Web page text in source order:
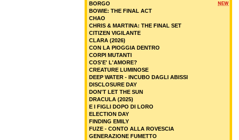
NEW
BORGO
BOWIE: THE FINAL ACT
CHAO
CHRIS & MARTINA: THE FINAL SET
CITIZEN VIGILANTE
CLARA (2026)
CON LA PIOGGIA DENTRO
CORPI MUTANTI
COS'E' L'AMORE?
CREATURE LUMINOSE
DEEP WATER - INCUBO DAGLI ABISSI
DISCLOSURE DAY
DON'T LET THE SUN
DRACULA (2025)
E I FIGLI DOPO DI LORO
ELECTION DAY
FINDING EMILY
FUZE - CONTO ALLA ROVESCIA
GENERAZIONE FUMETTO